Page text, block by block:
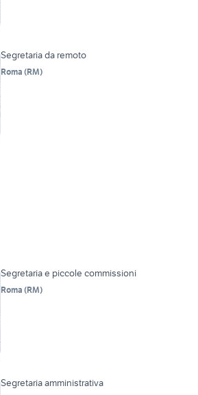
Segretaria da remoto
Roma (RM)
Segretaria e piccole commissioni
Roma (RM)
Segretaria amministrativa